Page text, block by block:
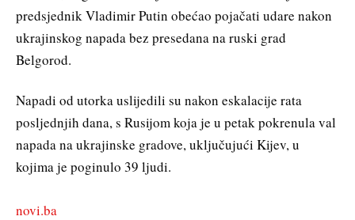
predsjednik Vladimir Putin obećao pojačati udare nakon
ukrajinskog napada bez presedana na ruski grad
Belgorod.
Napadi od utorka uslijedili su nakon eskalacije rata
posljednjih dana, s Rusijom koja je u petak pokrenula val
napada na ukrajinske gradove, uključujući Kijev, u
kojima je poginulo 39 ljudi.
novi.ba